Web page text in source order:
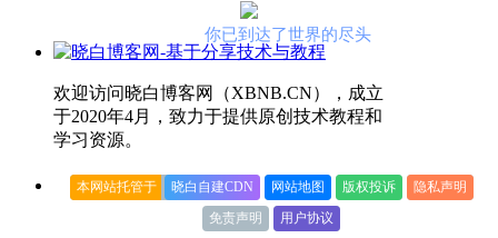
你已到达了世界的尽头
欢迎访问晓白博客网（XBNB.CN），成立
于2020年4月，致力于提供原创技术教程和
学习资源。
本网站托管于 晓白自建CDN 网站地图 版权投诉
隐私声明
免责声明
用户协议